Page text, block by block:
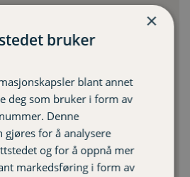
på
Last
×
bruker
blant annet
deg som bruker i form av
Denne
gjøres for å analysere
og for å oppnå mer
markedsføring i form av